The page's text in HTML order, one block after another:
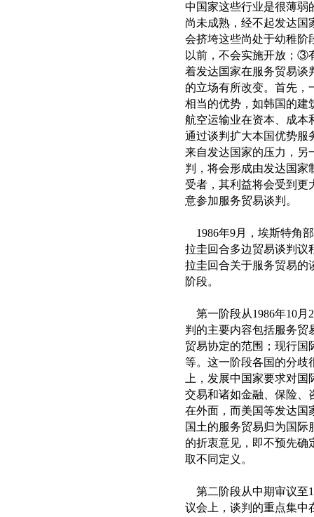
中国家这些行业是很薄
尚未成熟，经不起发达国
会挤垮这些尚处于幼稚阶
以前，不会实施开放；③
着发达国家在服务贸易谈
的立场有所改变。首先，
相当的优势，如韩国的建
航空运输业在资本、成本
通过谈判扩大本国优势服
来自发达国家的压力，另
判，将会形成由发达国家
受者，其利益将会受到更
意参加服务贸易谈判。
1986年9月，埃斯特角
拉圭回合多边贸易谈判议
拉圭回合关于服务贸易的
阶段。
第一阶段从1986年10月
判的主要内容包括服务贸
贸易协定的范围；现行国
等。这一阶段各国的分歧
上，发展中国家要求对
交易和诸如金融、保险、
在外面，而美国等发达国
国土的服务贸易归为国
的折衷意见，即不预先确
取不同定义。
第二阶段从中期审议至
议会上，谈判的重点集中